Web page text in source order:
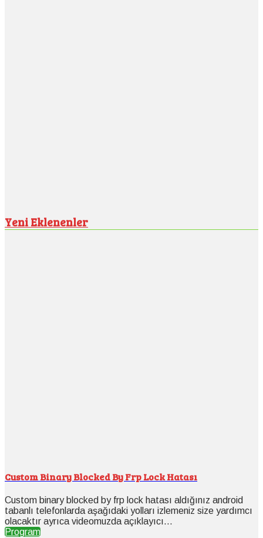
Yeni Eklenenler
Custom Binary Blocked By Frp Lock Hatası
Custom binary blocked by frp lock hatası aldığınız android
tabanlı telefonlarda aşağıdaki yolları izlemeniz size yardımcı
olacaktır ayrıca videomuzda açıklayıcı...
Program